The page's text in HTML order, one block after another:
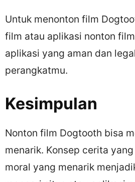
Untuk menonton film
film atau aplikasi nonton
aplikasi yang aman dan
perangkatmu.
Kesimpulan
Nonton film Dogtooth bisa
menarik. Konsep cerita
moral yang menarik